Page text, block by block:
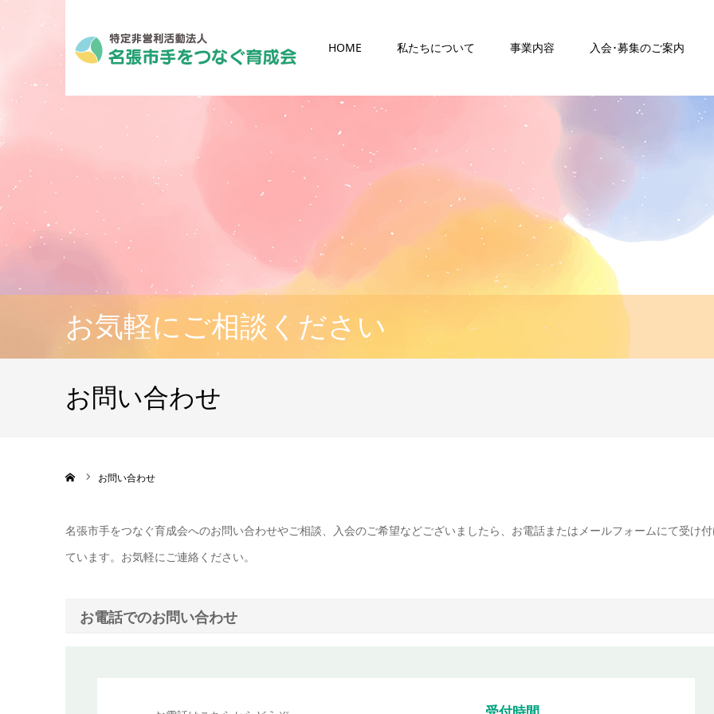
HOME 私たちについて 事業内容 入会･募集のご案内
お気軽にご相談ください
お問い合わせ
お問い合わせ
名張市手をつなぐ育成会へのお問い合わせやご相談、入会のご希望などございましたら、お電話またはメールフォームにて受け
ています。お気軽にご連絡ください。
お電話でのお問い合わせ